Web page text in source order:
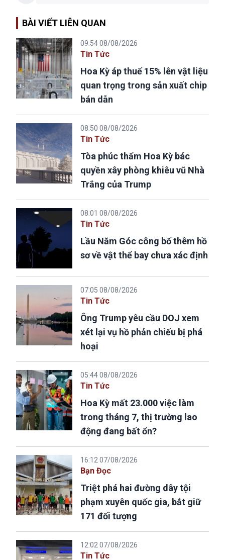
BÀI VIẾT LIÊN QUAN
09:54 08/08/2026
Tin Tức
Hoa Kỳ áp thuế 15% lên vật liệu
quan trọng trong sản xuất chip
bán dẫn
08:50 08/08/2026
Tin Tức
Tòa phúc thẩm Hoa Kỳ bác
quyền xây phòng khiêu vũ Nhà
Trắng của Trump
08:01 08/08/2026
Tin Tức
Lầu Năm Góc công bố thêm hồ
sơ về vật thể bay chưa xác định
07:05 08/08/2026
Tin Tức
Ông Trump yêu cầu DOJ xem
xét lại vụ hồ phản chiếu bị phá
hoại
05:44 08/08/2026
Tin Tức
Hoa Kỳ mất 23.000 việc làm
trong tháng 7, thị trường lao
động đang bất ổn?
16:12 07/08/2026
Bạn Đọc
Triệt phá hai đường dây tội
phạm xuyên quốc gia, bắt giữ
171 đối tượng
12:02 07/08/2026
Tin Tức